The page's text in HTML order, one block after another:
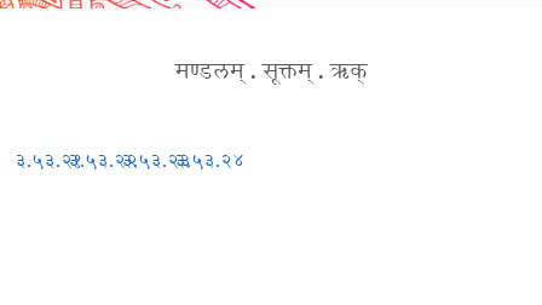
मण्डलम् . सूक्तम् . ऋक्
३.५३.२१३.५३.२२३.५३.२३३.५३.२४